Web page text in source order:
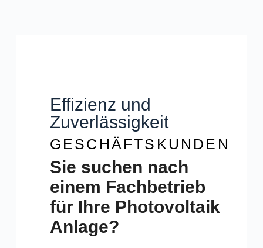
Effizienz und
Zuverlässigkeit
GESCHÄFTSKUNDEN
Sie suchen nach
einem Fachbetrieb
für Ihre Photovoltaik
Anlage?